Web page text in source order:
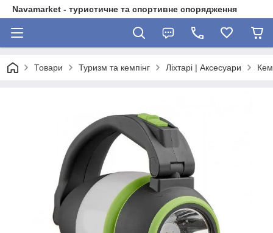
Navamarket - туристичне та спортивне спорядження
Товари Туризм та кемпінг Ліхтарі | Аксесуари